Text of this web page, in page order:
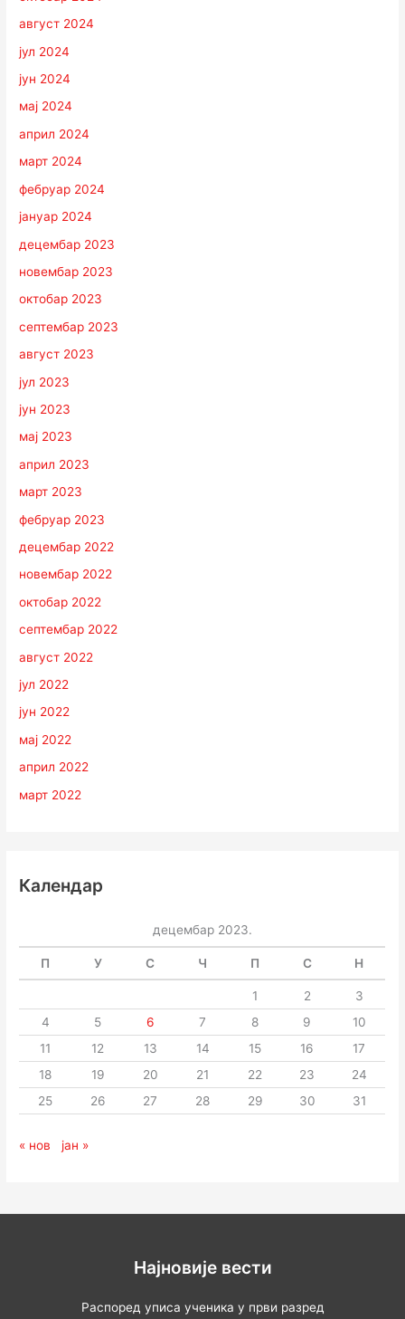
август 2024
јул 2024
јун 2024
мај 2024
април 2024
март 2024
фебруар 2024
јануар 2024
децембар 2023
новембар 2023
октобар 2023
септембар 2023
август 2023
јул 2023
јун 2023
мај 2023
април 2023
март 2023
фебруар 2023
децембар 2022
новембар 2022
октобар 2022
септембар 2022
август 2022
јул 2022
јун 2022
мај 2022
април 2022
март 2022
Календар
децембар 2023.
П У С Ч П С Н
1 2
3
4
5 6 7 8 9
10
11
12 13 14 15 16
17
18
19 20 21 22 23
24
25
26 27 28 29 30 31
« нов јан »
Најновије вести
Распоред уписа ученика у први разред